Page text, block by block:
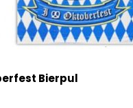
Bierpul